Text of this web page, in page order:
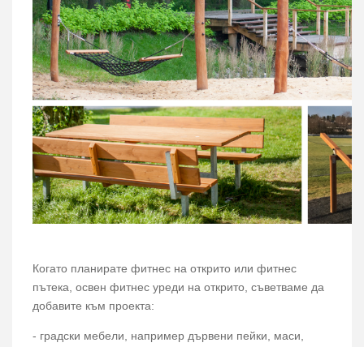
Когато планирате фитнес на открито или фитнес
пътека, освен фитнес уреди на открито, съветваме да
добавите към проекта:
- градски мебели, например дървени пейки, маси,